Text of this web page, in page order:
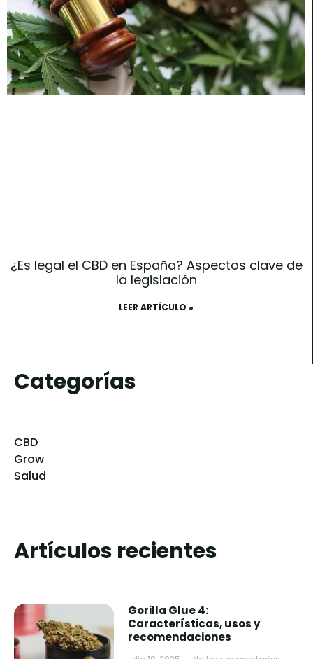
¿Es legal el CBD en España? Aspectos clave de
la legislación
LEER ARTÍCULO »
Categorías
CBD
Grow
Salud
Artículos recientes
Gorilla Glue 4:
Características, usos y
recomendaciones